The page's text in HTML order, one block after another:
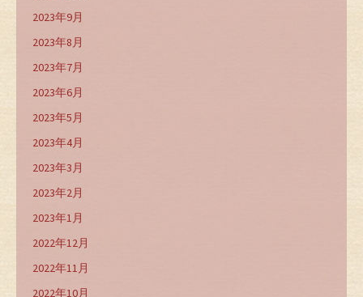
2023年9月
2023年8月
2023年7月
2023年6月
2023年5月
2023年4月
2023年3月
2023年2月
2023年1月
2022年12月
2022年11月
2022年10月